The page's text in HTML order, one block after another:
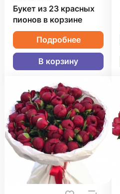
Букет из 23 красных
пионов в корзине
Подробнее
В корзину